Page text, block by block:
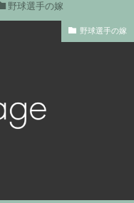
野球選手の嫁
野球選手の嫁